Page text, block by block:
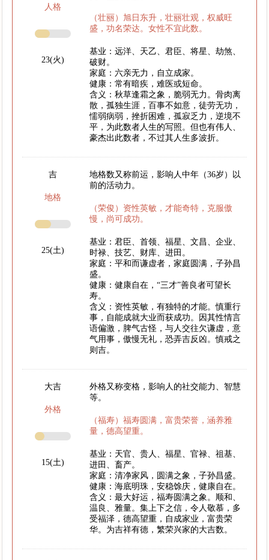
人格
23(火)
（壮丽）旭日东升，壮丽壮观，权威旺
盛，功名荣达。女性不宜此数。
基业：远洋、天乙、君臣、将星、劫煞、
破财。
家庭：六亲无力，自立成家。
健康：常有暗疾，难医或短命。
含义：秋草逢霜之象，脆弱无力。骨肉离
散，孤独生涯，百事不如意，徒劳无功，
懦弱病弱，挫折困难，孤寂乏力，逆境不
平，为此数者人生的写照。但也有伟人、
豪杰出此数者，不过其人生多波折。
吉
地格
25(土)
地格数又称前运，影响人中年（36岁）以
前的活动力。
（荣俊）资性英敏，才能奇特，克服傲
慢，尚可成功。
基业：君臣、首领、福星、文昌、企业、
时禄、技艺、财库、进田。
家庭：平和而谦虚者，家庭圆满，子孙昌
盛。
健康：健康自在，“三才”善良者可望长
寿。
含义：资性英敏，有独特的才能。慎重行
事，自能成就大业而获成功。因其性情言
语偏激，脾气古怪，与人交往欠谦虚，意
气用事，傲慢无礼，恐弄吉反凶。慎戒之
则吉。
大吉
外格
15(土)
外格又称变格，影响人的社交能力、智慧
等。
（福寿）福寿圆满，富贵荣誉，涵养雅
量，德高望重。
基业：天官、贵人、福星、官禄、祖基、
进田、畜产。
家庭：清净家风，圆满之象，子孙昌盛。
健康：海底明珠，安稳馀庆，健康自在。
含义：最大好运，福寿圆满之象。顺和、
温良、雅量。集上下之信，令人敬慕，多
受福泽，德高望重，自成家业，富贵荣
华。为吉祥有德，繁荣兴家的大吉数。